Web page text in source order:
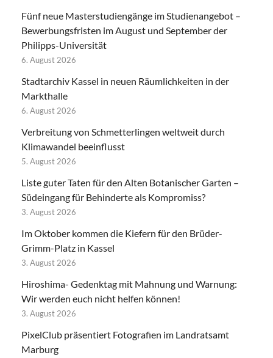
Fünf neue Masterstudiengänge im Studienangebot –
Bewerbungsfristen im August und September der
Philipps-Universität
6. August 2026
Stadtarchiv Kassel in neuen Räumlichkeiten in der
Markthalle
6. August 2026
Verbreitung von Schmetterlingen weltweit durch
Klimawandel beeinflusst
5. August 2026
Liste guter Taten für den Alten Botanischer Garten –
Südeingang für Behinderte als Kompromiss?
3. August 2026
Im Oktober kommen die Kiefern für den Brüder-
Grimm-Platz in Kassel
3. August 2026
Hiroshima- Gedenktag mit Mahnung und Warnung:
Wir werden euch nicht helfen können!
3. August 2026
PixelClub präsentiert Fotografien im Landratsamt
Marburg